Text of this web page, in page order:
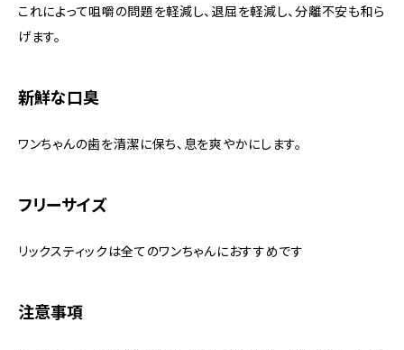
これによって咀嚼の問題を軽減し、退屈を軽減し、分離不安も和ら
げます。
新鮮な口臭
ワンちゃんの歯を清潔に保ち、息を爽やかにします。
フリーサイズ
リックスティックは全てのワンちゃんにおすすめです
注意事項